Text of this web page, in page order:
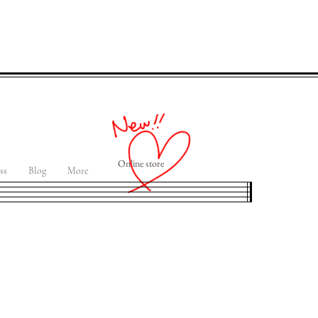
Blog More
Online store